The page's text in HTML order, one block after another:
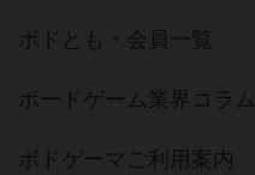
ボドとも・会員一覧
ボードゲーム業界コラム
ボドゲーマご利用案内